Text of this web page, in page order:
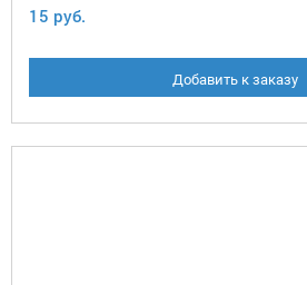
15 руб.
Добавить к заказу